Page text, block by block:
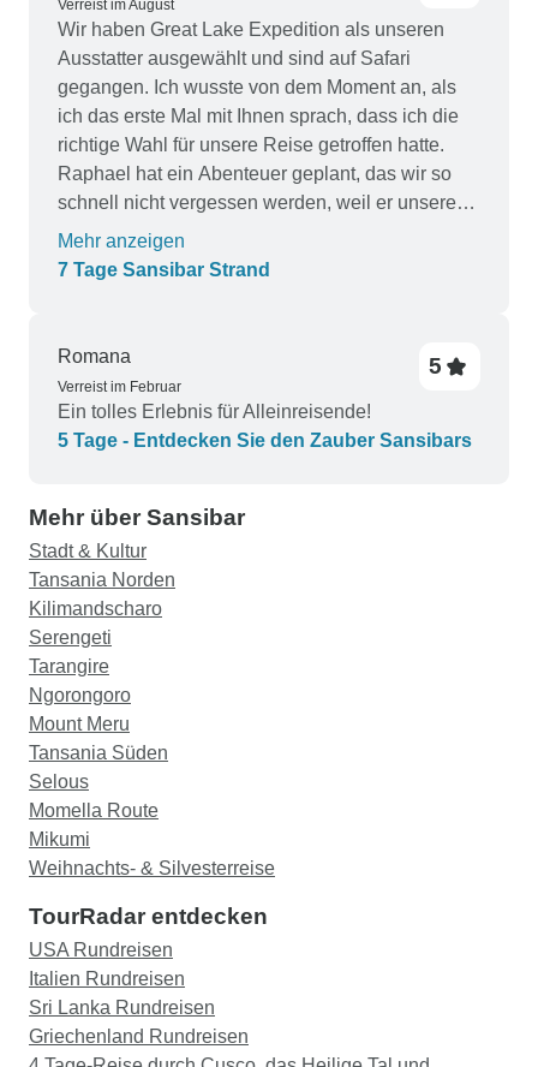
Verreist im August
Wir haben Great Lake Expedition als unseren
Ausstatter ausgewählt und sind auf Safari
gegangen. Ich wusste von dem Moment an, als
ich das erste Mal mit Ihnen sprach, dass ich die
richtige Wahl für unsere Reise getroffen hatte.
Raphael hat ein Abenteuer geplant, das wir so
schnell nicht vergessen werden, weil er unsere
Bedürfnisse erkannt hat! Sie haben unsere
Erwartungen übertroffen, weil sie wirklich wissen,
geholfen, als wir aufgrund von Verspätungen und
Annullierungen von Flugzeugen Schwierigkeiten
bei der Landung auf dem Kilimanjaro Flughafen
hatten. .
Mehr anzeigen
7 Tage Sansibar Strand
Romana
Verreist im Februar
5
Ein tolles Erlebnis für Alleinreisende!
5 Tage - Entdecken Sie den Zauber Sansibars
Mehr über Sansibar
Stadt & Kultur
Tansania Norden
Kilimandscharo
Serengeti
Tarangire
Ngorongoro
Mount Meru
Tansania Süden
Selous
Momella Route
Mikumi
Weihnachts- & Silvesterreise
TourRadar entdecken
USA Rundreisen
Italien Rundreisen
Sri Lanka Rundreisen
Griechenland Rundreisen